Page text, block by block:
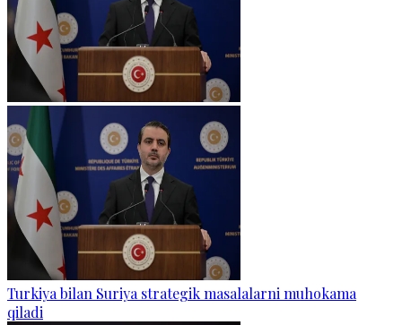
Turkiya bilan Suriya strategik masalalarni muhokama
qiladi